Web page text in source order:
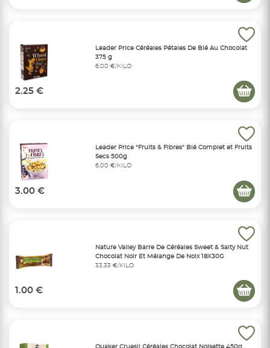
Leader Price Céréales Pétales De Blé Au Chocolat
375 g
6,00 €/KILO
2.25 €
Leader Price "Fruits & Fibres" Blé Complet et Fruits
Secs 500g
6,00 €/KILO
3.00 €
Nature Valley Barre De Céréales Sweet & Salty Nut
Chocolat Noir Et Mélange De Noix 18X30G
33,33 €/KILO
1.00 €
Quaker Cruesli Céréales Chocolat Noisette 450g